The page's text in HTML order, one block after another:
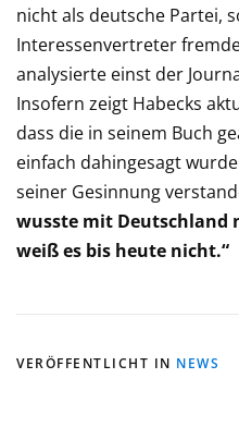
nicht als deutsche Partei,
Interessenvertreter
analysierte einst der
Insofern zeigt Habecks
dass die in seinem Buch
einfach dahingesagt
seiner Gesinnung
wusste mit Deutschland
weiß es bis heute nicht.“
VERÖFFENTLICHT IN NEWS